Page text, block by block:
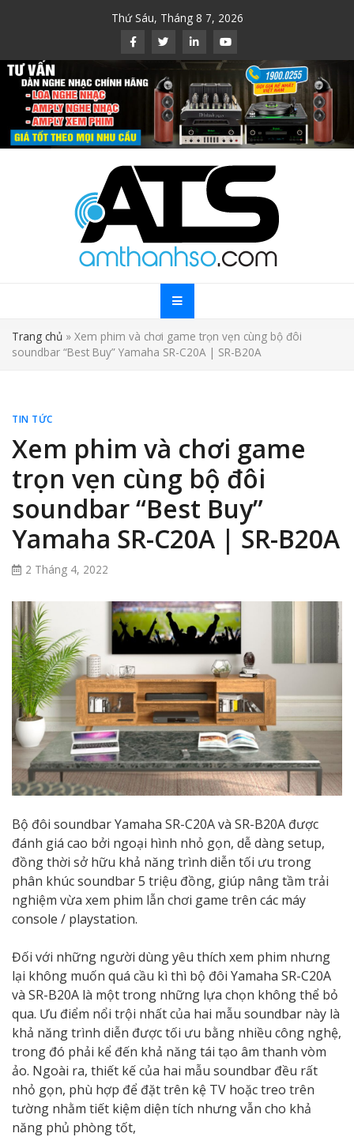
Thứ Sáu, Tháng 8 7, 2026
Trang chủ » Xem phim và chơi game trọn vẹn cùng bộ đôi
soundbar “Best Buy” Yamaha SR-C20A | SR-B20A
TIN TỨC
Xem phim và chơi game
trọn vẹn cùng bộ đôi
soundbar “Best Buy”
Yamaha SR-C20A | SR-B20A
2 Tháng 4, 2022
Bộ đôi soundbar Yamaha SR-C20A và SR-B20A được
đánh giá cao bởi ngoại hình nhỏ gọn, dễ dàng setup,
đồng thời sở hữu khả năng trình diễn tối ưu trong
phân khúc soundbar 5 triệu đồng, giúp nâng tầm trải
nghiệm vừa xem phim lẫn chơi game trên các máy
console / playstation.
Đối với những người dùng yêu thích xem phim nhưng
lại không muốn quá cầu kì thì bộ đôi Yamaha SR-C20A
và SR-B20A là một trong những lựa chọn không thể bỏ
qua. Ưu điểm nổi trội nhất của hai mẫu soundbar này là
khả năng trình diễn được tối ưu bằng nhiều công nghệ,
trong đó phải kể đến khả năng tái tạo âm thanh vòm
ảo. Ngoài ra, thiết kế của hai mẫu soundbar đều rất
nhỏ gọn, phù hợp để đặt trên kệ TV hoặc treo trên
tường nhằm tiết kiệm diện tích nhưng vẫn cho khả
năng phủ phòng tốt,